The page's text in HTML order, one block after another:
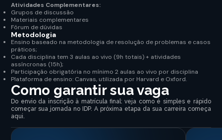
Atividades Complementares:
Grupos de discussão
Materiais complementares
Fórum de dúvidas
Metodologia
Ensino baseado na metodologia de resolução de problemas e casos
práticos;
Cada disciplina tem 3 aulas ao vivo (9h totais) + atividades
assíncronas (15h);
Participação obrigatória no mínimo 2 aulas ao vivo por disciplina
Plataforma de ensino: Canvas, utilizada por Harvard e Oxford.
Como garantir sua vaga
Do envio da inscrição à matrícula final: veja como é simples e rápido
começar sua jornada no IDP. A próxima etapa da sua carreira começa
aqui.